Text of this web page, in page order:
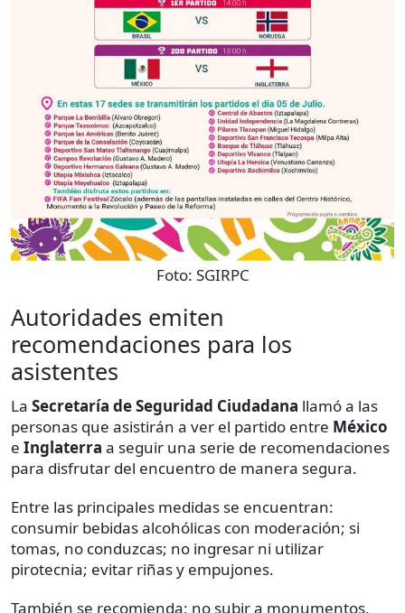
Foto: SGIRPC
Autoridades emiten
recomendaciones para los
asistentes
La Secretaría de Seguridad Ciudadana llamó a las
personas que asistirán a ver el partido entre México
e Inglaterra a seguir una serie de recomendaciones
para disfrutar del encuentro de manera segura.
Entre las principales medidas se encuentran:
consumir bebidas alcohólicas con moderación; si
tomas, no conduzcas; no ingresar ni utilizar
pirotecnia; evitar riñas y empujones.
También se recomienda: no subir a monumentos,